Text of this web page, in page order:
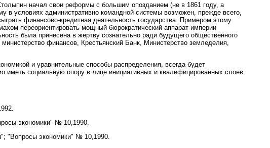
начал свои реформы с большим опозданием (не в 1861 году, а
в условиях административно командной системы возможен, прежде всего,
финансово-кредитная деятельность государства. Примером этому
переориентировать мощный бюрократический аппарат империи
была принесена в жертву сознательно ради будущего общественного
финансов, Крестьянский Банк, Министерство земледелия,
и уравнительные способы распределения, всегда будет
иметь социальную опору в лице инициативных и квалифицированных слоев
экономики" № 10,1990.
"Вопросы экономики" № 10,1990.